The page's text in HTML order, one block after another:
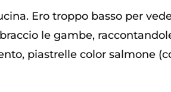
Ero troppo basso per
le gambe,
piastrelle color salmone